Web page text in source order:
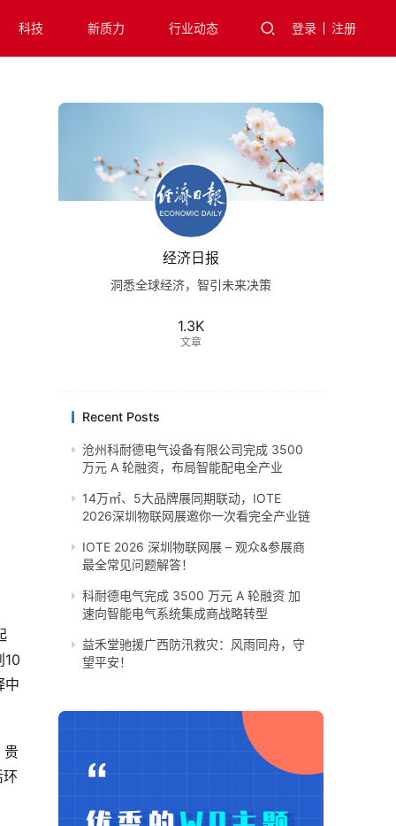
科技 新质力 行业动态 登录 注册
10
中
贵
环
经济日报
洞悉全球经济，智引未来决策
1.3K
文章
Recent Posts
沧州科耐德电气设备有限公司完成 3500
万元 A 轮融资，布局智能配电全产业
14万㎡、5大品牌展同期联动，IOTE
2026深圳物联网展邀你一次看完全产业链
IOTE 2026 深圳物联网展 – 观众&参展商
最全常见问题解答！
科耐德电气完成 3500 万元 A 轮融资 加
速向智能电气系统集成商战略转型
​益禾堂驰援广西防汛救灾：风雨同舟，守
望平安！